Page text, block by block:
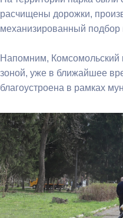
расчищены дорожки,
механизированный подбор
Напомним, Комсомольский
зоной, уже в ближайшее
благоустроена в рамках